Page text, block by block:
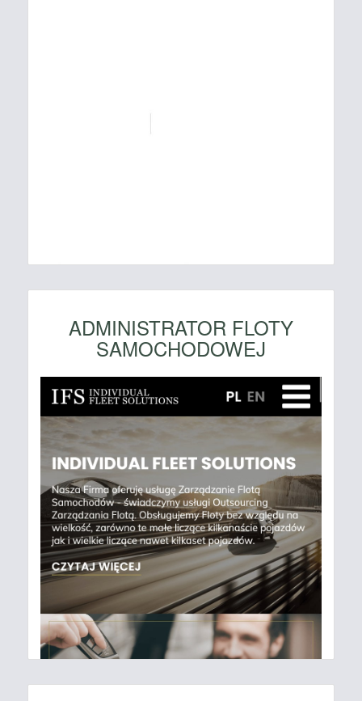
ADMINISTRATOR FLOTY
SAMOCHODOWEJ